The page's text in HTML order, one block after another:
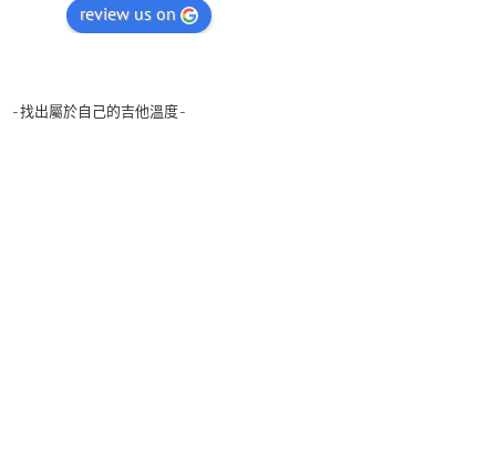
review us on
-找出屬於自己的吉他溫度-